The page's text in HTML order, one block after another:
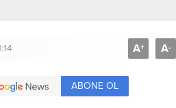
A+ A-
ABONE OL